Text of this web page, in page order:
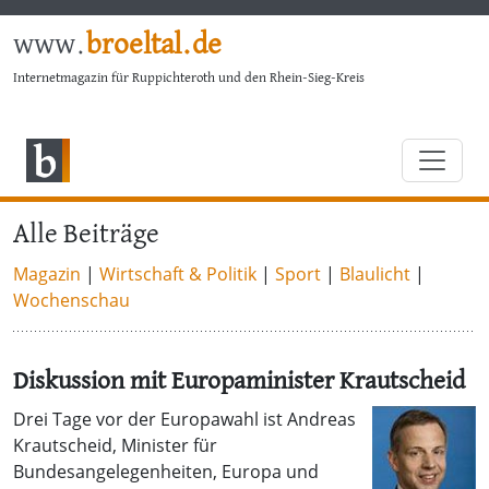
www.broeltal.de
Internetmagazin für Ruppichteroth und den Rhein-Sieg-Kreis
Alle Beiträge
Magazin | Wirtschaft & Politik | Sport | Blaulicht |
Wochenschau
Diskussion mit Europaminister Krautscheid
Drei Tage vor der Europawahl ist Andreas
Krautscheid, Minister für
Bundesangelegenheiten, Europa und